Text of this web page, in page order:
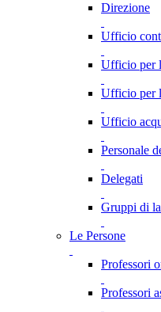
Direzione
Ufficio
Ufficio per
Ufficio per
Ufficio
Personale
Delegati
Gruppi di
Le Persone
Professori
Professori